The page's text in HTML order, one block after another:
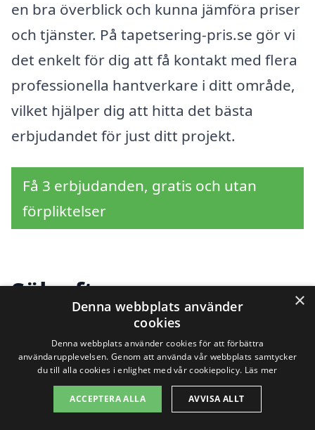
en bra överblick och kunna jämföra priser
och tjänster. På tapetsering-pris.se gör vi
det enkelt för dig att få kontakt med flera
professionella hantverkare i ditt område,
vilket hjälper dig att hitta det bästa
erbjudandet för just ditt projekt.
Få 3 erbjudanden, gratis och utan
förpliktelser
Sök efter en
professionell för
tapetsering i andra
städer nära Stenhamra
×
Denna webbplats använder
cookies
Denna webbplats använder cookies för att förbättra
användarupplevelsen. Genom att använda vår webbplats samtycker
du till alla cookies i enlighet med vår cookiepolicy. Läs mer
ACCEPTERA ALLA AVVISA ALLT